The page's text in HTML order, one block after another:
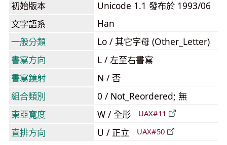
初始版本
Unicode 1.1 發布於 1993/06
文字語系
Han
一般分類
Lo / 其它字母 (Other_Letter)
書寫方向
L / 左至右書寫
書寫鏡射
N / 否
組合類別
0 / Not_Reordered; 無
東亞寬度
W / 全形 UAX#11
直排方向 U / 正立 UAX#50